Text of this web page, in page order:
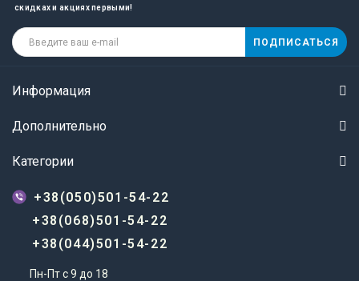
скидках и акциях первыми!
ПОДПИСАТЬСЯ
Информация
Дополнительно
Категории
+38(050)501-54-22
+38(068)501-54-22
+38(044)501-54-22
Пн-Пт с 9 до 18